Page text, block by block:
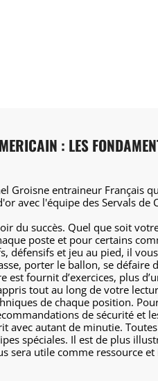
: LES
Groisne entraineur Français
avec l'équipe des Servals de
du succès. Quel que soit
poste et pour certains
défensifs et jeu au pied, il
porter le ballon, se défaire
fournit d’exercices, plus
tout au long de votre
de chaque position.
de sécurité et
avec autant de minutie.
spéciales. Il est de plus
sera utile comme ressource et